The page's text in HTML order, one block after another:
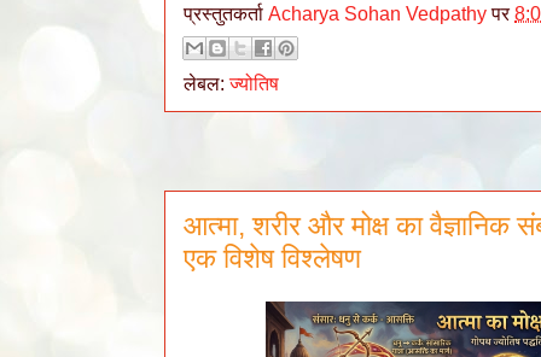
प्रस्तुतकर्ता Acharya Sohan Vedpathy पर
लेबल:ज्योतिष
आत्मा, शरीर और मोक्ष का वैज्ञानिक
एक विशेष विश्लेषण